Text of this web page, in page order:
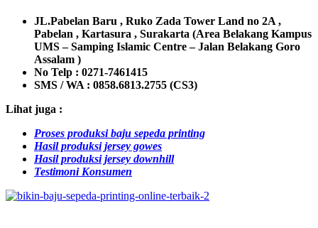
JL.Pabelan Baru , Ruko Zada Tower Land no 2A ,
Pabelan , Kartasura , Surakarta (Area Belakang Kampus
UMS – Samping Islamic Centre – Jalan Belakang Goro
Assalam )
No Telp : 0271-7461415
SMS / WA : 0858.6813.2755 (CS3)
Lihat juga :
Proses produksi baju sepeda printing
Hasil produksi jersey gowes
Hasil produksi jersey downhill
Testimoni Konsumen